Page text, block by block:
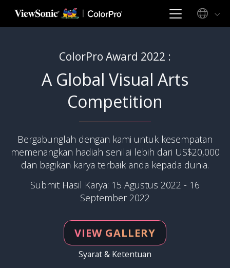
ColorPro Award 2022 :
A Global Visual Arts
Competition
Bergabunglah dengan kami untuk kesempatan
memenangkan hadiah senilai lebih dari US$20,000
dan bagikan karya terbaik anda kepada dunia.
Submit Hasil Karya: 15 Agustus 2022 - 16
September 2022
VIEW GALLERY
Syarat & Ketentuan